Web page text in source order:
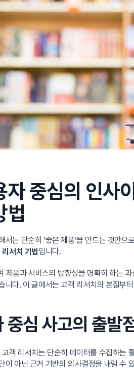
중심의 인사
법
는 단순히 ‘좋은 제품’을 만드는 것만
리서치 기법입니다.
제품과 서비스의 방향성을 명확히 하는
다. 이 글에서는 고객 리서치의 본질
중심 사고의 출발
객 리서치는 단순히 데이터를 수집하
이 아닌 근거 기반의 의사결정을 내릴 수